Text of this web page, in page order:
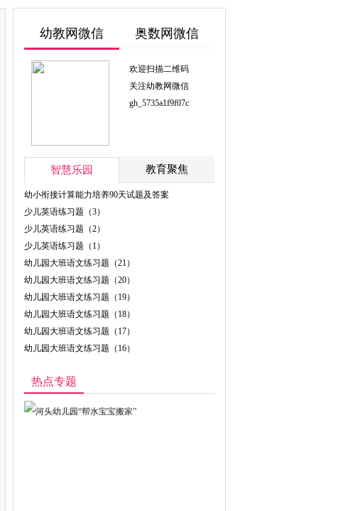
幼教网微信 奥数网微信
欢迎扫描二维码
关注幼教网微信
gh_5735a1f9f07c
智慧乐园 教育聚焦
幼小衔接计算能力培养90天试题及答案
少儿英语练习题（3）
少儿英语练习题（2）
少儿英语练习题（1）
幼儿园大班语文练习题（21）
幼儿园大班语文练习题（20）
幼儿园大班语文练习题（19）
幼儿园大班语文练习题（18）
幼儿园大班语文练习题（17）
幼儿园大班语文练习题（16）
热点专题